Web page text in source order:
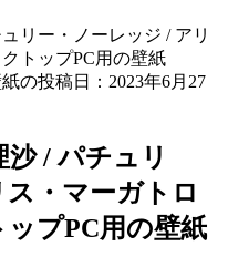
の投稿日：2023年6月27
/ パチュリ
・マーガトロ
プPC用の壁紙